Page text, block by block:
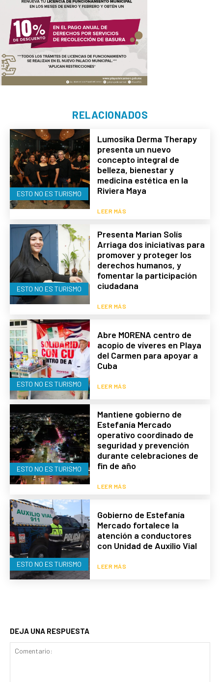
RELACIONADOS
ESTO NO ES TURISMO
Lumosika Derma Therapy
presenta un nuevo
concepto integral de
belleza, bienestar y
medicina estética en la
Riviera Maya
LEER MÁS
ESTO NO ES TURISMO
Presenta Marian Solís
Arriaga dos iniciativas para
promover y proteger los
derechos humanos, y
fomentar la participación
ciudadana
LEER MÁS
ESTO NO ES TURISMO
Abre MORENA centro de
acopio de víveres en Playa
del Carmen para apoyar a
Cuba
LEER MÁS
ESTO NO ES TURISMO
Mantiene gobierno de
Estefanía Mercado
operativo coordinado de
seguridad y prevención
durante celebraciones de
fin de año
LEER MÁS
ESTO NO ES TURISMO
Gobierno de Estefanía
Mercado fortalece la
atención a conductores
con Unidad de Auxilio Vial
LEER MÁS
DEJA UNA RESPUESTA